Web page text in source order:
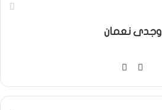
وجدى نعمان
موقع